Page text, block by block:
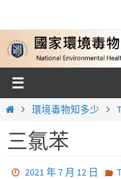
content
Home環境毒物知多少
三氯苯
2021 年 7 月 12 日